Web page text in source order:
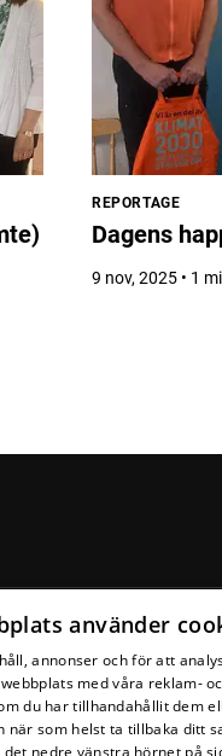
REPORTAGE
Dagens
9 nov, 2025 • 1
använder
annonser och för att
med våra reklam-
du har tillhandahållit dem
när som helst ta tillbaka ditt
nedre vänstra hörnet på